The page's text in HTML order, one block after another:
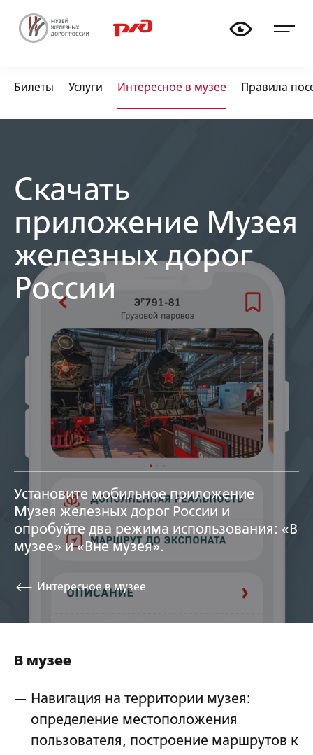
📏
🚃
🚂
Билеты Услуги Интересное в музее Правила
Скачать
приложение Музея
железных дорог
России
Установите мобильное приложение
Музея железных дорог России и
опробуйте два режима использования: «В
музее» и «Вне музея».
Интересное в музее
В музее
Навигация на территории музея:
определение местоположения
пользователя, построение маршрутов к